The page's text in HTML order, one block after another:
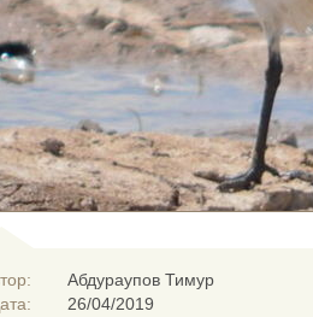
Абдураупов Тимур
26/04/2019